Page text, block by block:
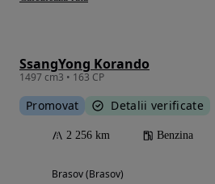
SsangYong Korando
1497 cm3 • 163 CP
Promovat Detalii verificate
2 256 km Benzina
Brasov (Brasov)